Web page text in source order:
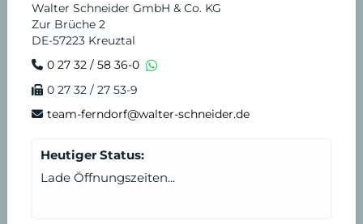
Walter Schneider GmbH & Co. KG
Zur Brüche 2
DE-57223 Kreuztal
0 27 32 / 58 36-0
0 27 32 / 27 53-9
team-ferndorf@walter-schneider.de
Heutiger Status:
Lade Öffnungszeiten...